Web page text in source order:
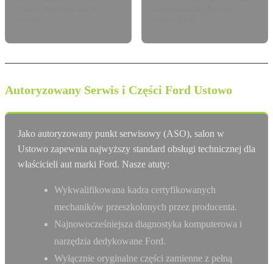
Autoryzowany Serwis i Części Ford Ustowo
Jako autoryzowany punkt serwisowy (ASO), salon w
Ustowo zapewnia najwyższy standard obsługi technicznej dla
właścicieli aut marki Ford. Nasze atuty:
Wykwalifikowana kadra certyfikowanych
mechaników przeszkolonych przez producenta.
Najnowocześniejsza diagnostyka komputerowa i
narzędzia dedykowane Ford.
Wyłącznie oryginalne części zamienne z pełną